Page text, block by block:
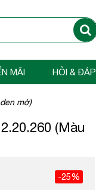
MÃI HỎI & ĐÁP
mờ)
(Màu
-25%